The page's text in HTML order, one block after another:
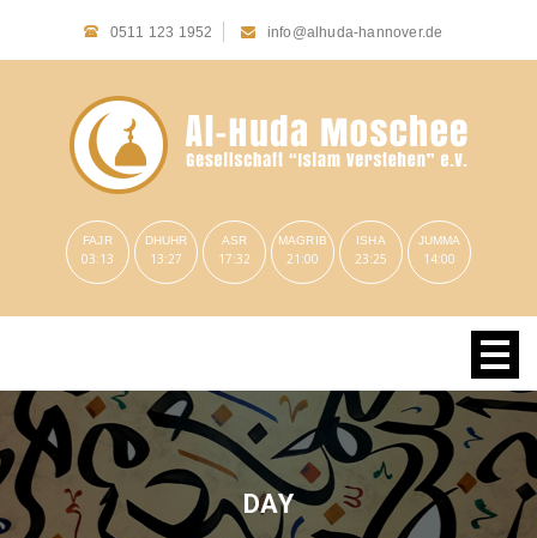
0511 123 1952 info@alhuda-hannover.de
FAJR
03:13
DHUHR
13:27
ASR
17:32
MAGRIB
21:00
ISHA
23:25
JUMMA
14:00
DAY